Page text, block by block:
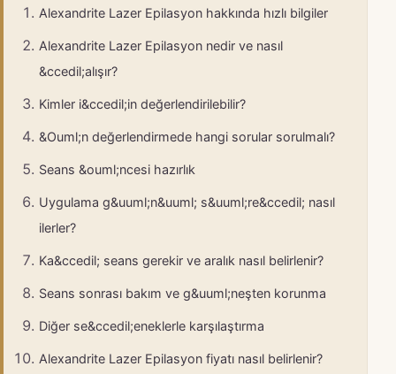
Alexandrite Lazer Epilasyon hakkında hızlı bilgiler
Alexandrite Lazer Epilasyon nedir ve nasıl
&ccedil;alışır?
Kimler i&ccedil;in değerlendirilebilir?
&Ouml;n değerlendirmede hangi sorular sorulmalı?
Seans &ouml;ncesi hazırlık
Uygulama g&uuml;n&uuml; s&uuml;re&ccedil; nasıl
ilerler?
Ka&ccedil; seans gerekir ve aralık nasıl belirlenir?
Seans sonrası bakım ve g&uuml;neşten korunma
Diğer se&ccedil;eneklerle karşılaştırma
Alexandrite Lazer Epilasyon fiyatı nasıl belirlenir?